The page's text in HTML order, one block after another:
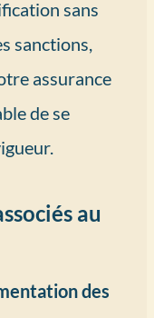
sans
sanctions,
assurance
de se
au
des